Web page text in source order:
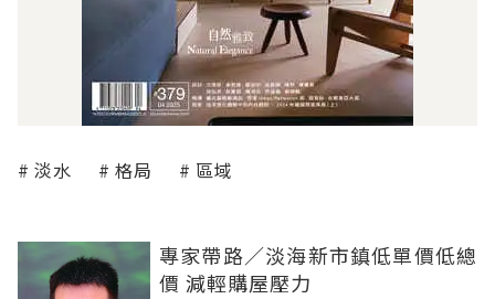
淡水 格局 區域
專家帶路／淡海新市鎮低單價低總
價 減輕購屋壓力